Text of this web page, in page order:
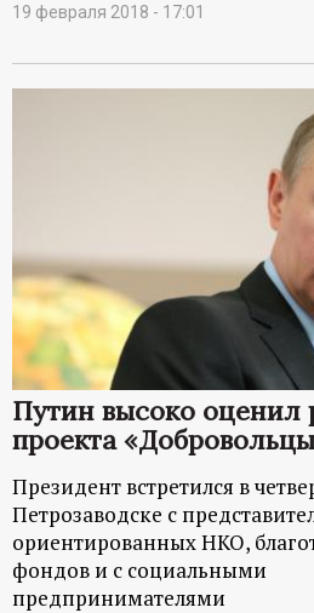
19 февраля 2018 - 17:01
Путин высоко оценил
проекта
Президент встретился в
Петрозаводске с
ориентированных НКО,
фондов и с социальными
предпринимателями